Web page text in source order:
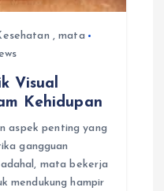
,mata
Visual
Kehidupan
aspek penting yang
gangguan
mata bekerja
mendukung hampir